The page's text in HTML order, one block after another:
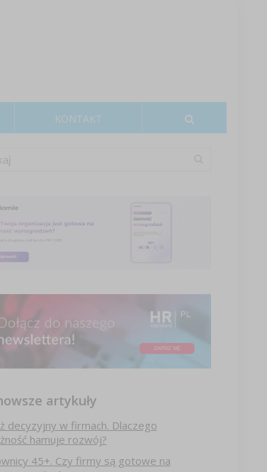
KONTAKT
artykuły
decyzyjny w firmach. Dlaczego
hamuje rozwój?
45+. Czy firmy są gotowe na